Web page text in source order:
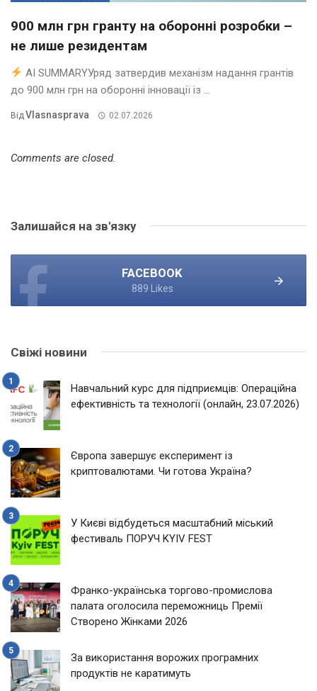
900 млн грн гранту на оборонні розробки –
не лише резидентам
AI SUMMARYУряд затвердив механізм надання грантів
до 900 млн грн на оборонні інновації із ...
Від Vlasnasprava 02.07.2026
Comments are closed.
Залишайся на зв'язку
FACEBOOK
889 Likes
Свіжі новини
Навчальний курс для підприємців: Операційна
ефективність та технології (онлайн, 23.07.2026)
Європа завершує експеримент із
криптовалютами. Чи готова Україна?
У Києві відбудеться масштабний міський
фестиваль ПОРУЧ KYIV FEST
Франко-українська торгово-промислова
палата оголосила переможниць Премії
Створено Жінками 2026
За використання ворожих програмних
продуктів не каратимуть